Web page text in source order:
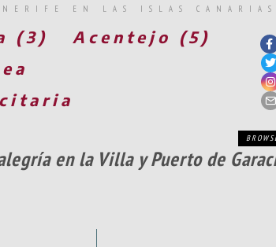
EN LAS ISLAS CANARIAS
(3)
Acentejo (5)
en la Villa y Puerto de